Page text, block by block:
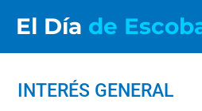
El Día de
INTERÉS GENERAL